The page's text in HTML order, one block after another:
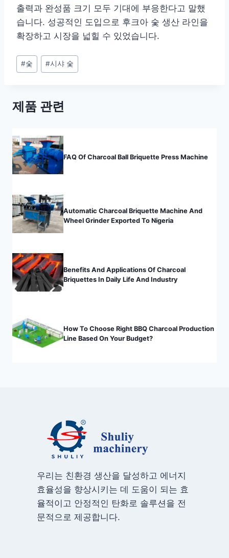
출력과 완성품 크기 모두 기대에 부응한다고 말했
습니다. 성공적인 도입으로 후크아 숯 생산 라인을
확장하고 시장을 넓힐 수 있었습니다.
Post
Tags:
#숯 #시샤 숯
제품 관련
FAQ Of Charcoal Ball Briquette Press Machine
Automatic Charcoal Briquette Machine And
Wheel Grinder Exported To Nigeria
Benefits And Applications Of Charcoal
Briquettes In Daily Life And Industry
How To Choose Right BBQ Charcoal Production
Line Based On Your Budget?
우리는 친환경 생산을 달성하고 에너지
효율성을 향상시키는 데 도움이 되는 효
율적이고 안정적인 탄화로 솔루션을 전
문적으로 제공합니다.